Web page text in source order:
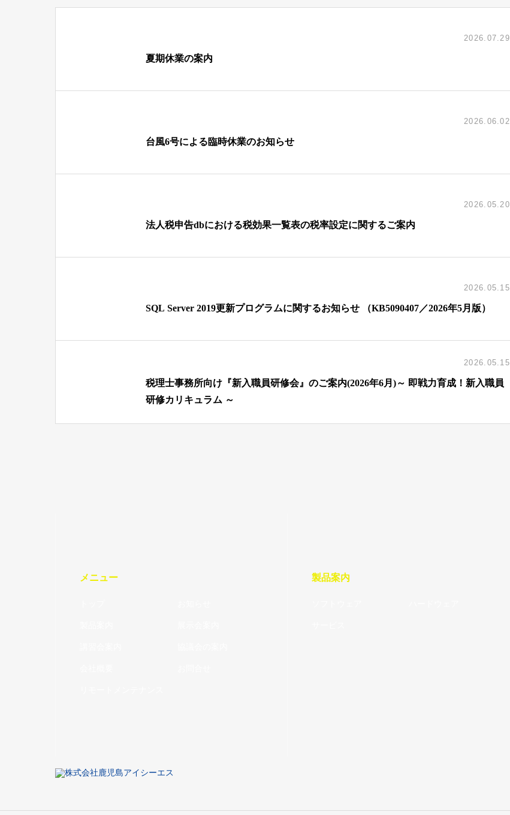
2026.07.29
夏期休業の案内
2026.06.02
台風6号による臨時休業のお知らせ
2026.05.20
法人税申告dbにおける税効果一覧表の税率設定に関するご案内
2026.05.15
SQL Server 2019更新プログラムに関するお知らせ （KB5090407／2026年5月版）
2026.05.15
税理士事務所向け『新入職員研修会』のご案内(2026年6月)～ 即戦力育成！新入職員
研修カリキュラム ～
メニュー 製品案内